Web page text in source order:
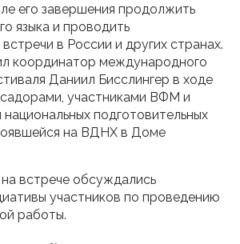
его завершения продолжить
языка и проводить
в России и других странах.
координатор международного
Даниил Бисслингер в ходе
участниками ВФМ и
подготовительных
на ВДНХ в Доме
встрече обсуждались
участников по проведению
работы.